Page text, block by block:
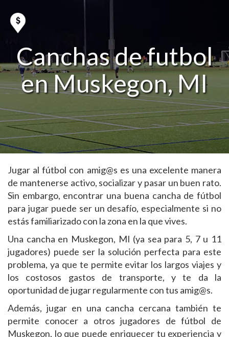
Canchas de futbol
en Muskegon, MI
Jugar al fútbol con amig@s es una excelente manera
de mantenerse activo, socializar y pasar un buen rato.
Sin embargo, encontrar una buena cancha de fútbol
para jugar puede ser un desafío, especialmente si no
estás familiarizado con la zona en la que vives.
Una cancha en Muskegon, MI (ya sea para 5, 7 u 11
jugadores) puede ser la solución perfecta para este
problema, ya que te permite evitar los largos viajes y
los costosos gastos de transporte, y te da la
oportunidad de jugar regularmente con tus amig@s.
Además, jugar en una cancha cercana también te
permite conocer a otros jugadores de fútbol de
Muskegon, lo que puede enriquecer tu experiencia y